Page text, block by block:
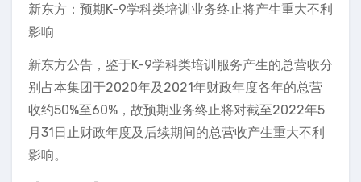
新东方：预期K-9学科类培训业务终止将产生重大不利
影响
新东方公告，鉴于K-9学科类培训服务产生的总营收分
别占本集团于2020年及2021年财政年度各年的总营
收约50%至60%，故预期业务终止将对截至2022年5
月31日止财政年度及后续期间的总营收产生重大不利
影响。